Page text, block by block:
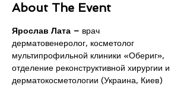
About The Event
Ярослав Лата – врач
дерматовенеролог, косметолог
мультипрофильной клиники «Обериг»,
отделение реконструктивной хирургии и
дерматокосметологии (Украина, Киев)